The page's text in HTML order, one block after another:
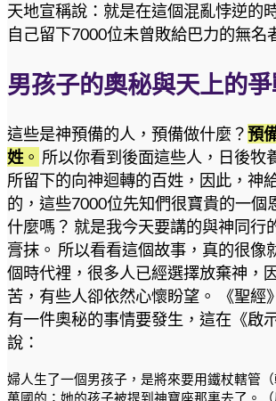
天地宣稱說：就是在這個混亂悖逆的
自己留下7000位未曾敗給巴力的無名
男孩子的奧秘與天上的
這些是神預備的人，預備做什麼？預
姓 。 所以你看到後面這些人，日後牧
所留下的向神迴轉的百姓，因此，神
的，這些7000位先知們很寶貴的一個
什麼嗎？ 就是我今天要講的與神同行
膏抹。 所以看看這個故事，真的很像
個時代裡，很多人已經選擇放棄神，
苦，有些人卻依然心懷盼望。 《聖經
有一件奧秘的事情要發生，這在《啟
說：
婦人生了一個男孩子，是將來要用鐵杖轄管（